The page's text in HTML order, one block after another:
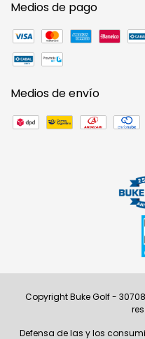
Medios de pago
Medios de envío
Copyright Buke Golf -
Defensa de las y los